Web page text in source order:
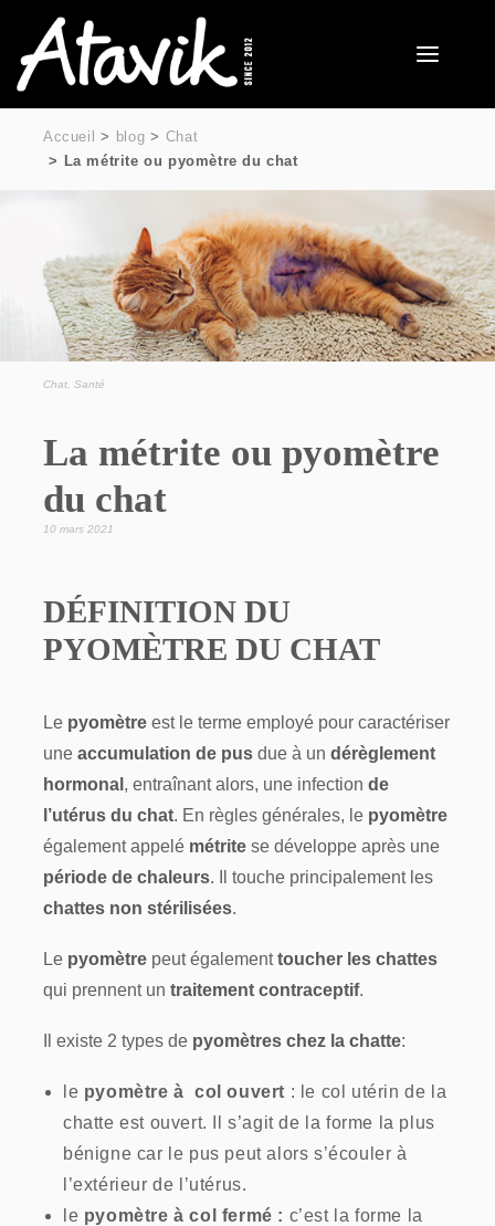
Accueil blog
Chat
La métrite ou pyomètre du chat
Chat Santé
La métrite ou pyomètre
du chat
10 mars 2021
DÉFINITION DU
PYOMÈTRE DU CHAT
Le pyomètre est le terme employé pour caractériser
une accumulation de pus due à un dérèglement
hormonal , entraînant alors, une infection de
l’utérus du chat. En règles générales, le pyomètre
également appelé métrite se développe après une
période de chaleurs. Il touche principalement les
chattes non stérilisées.
Le pyomètre peut égalementtoucher les chattes
qui prennent un traitement contraceptif.
Il existe 2 types de pyomètres chez la chatte:
le pyomètre à col ouvert : le col utérin de la
chatte est ouvert. Il s’agit de la forme la plus
bénigne car le pus peut alors s’écouler à
l’extérieur de l’utérus.
le pyomètre à col fermé : c’est la forme la